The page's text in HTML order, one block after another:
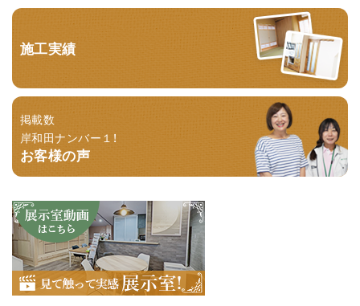
施工実績
掲載数
岸和田ナンバー１！
お客様の声